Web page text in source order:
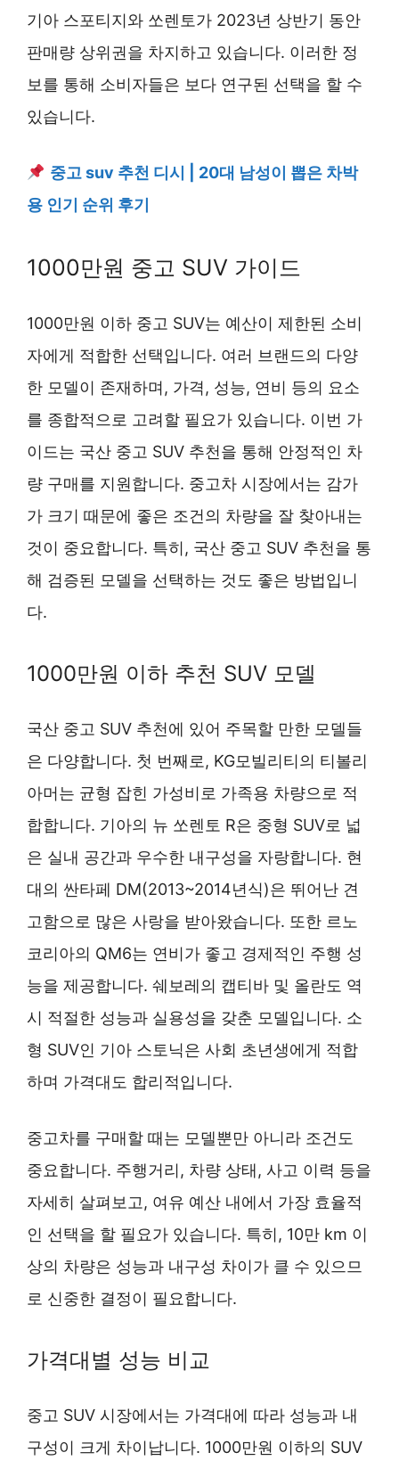
기아 스포티지와 쏘렌토가 2023년 상반기 동안
판매량 상위권을 차지하고 있습니다. 이러한 정
보를 통해 소비자들은 보다 연구된 선택을 할 수
있습니다.
중고 suv 추천 디시 | 20대 남성이 뽑은 차박
용 인기 순위 후기
1000만원 중고 SUV 가이드
1000만원 이하 중고 SUV는 예산이 제한된 소비
자에게 적합한 선택입니다. 여러 브랜드의 다양
한 모델이 존재하며, 가격, 성능, 연비 등의 요소
를 종합적으로 고려할 필요가 있습니다. 이번 가
이드는 국산 중고 SUV 추천을 통해 안정적인 차
량 구매를 지원합니다. 중고차 시장에서는 감가
가 크기 때문에 좋은 조건의 차량을 잘 찾아내는
것이 중요합니다. 특히, 국산 중고 SUV 추천을 통
해 검증된 모델을 선택하는 것도 좋은 방법입니
다.
1000만원 이하 추천 SUV 모델
국산 중고 SUV 추천에 있어 주목할 만한 모델들
은 다양합니다. 첫 번째로, KG모빌리티의 티볼리
아머는 균형 잡힌 가성비로 가족용 차량으로 적
합합니다. 기아의 뉴 쏘렌토 R은 중형 SUV로 넓
은 실내 공간과 우수한 내구성을 자랑합니다. 현
대의 싼타페 DM(2013~2014년식)은 뛰어난 견
고함으로 많은 사랑을 받아왔습니다. 또한 르노
코리아의 QM6는 연비가 좋고 경제적인 주행 성
능을 제공합니다. 쉐보레의 캡티바 및 올란도 역
시 적절한 성능과 실용성을 갖춘 모델입니다. 소
형 SUV인 기아 스토닉은 사회 초년생에게 적합
하며 가격대도 합리적입니다.
중고차를 구매할 때는 모델뿐만 아니라 조건도
중요합니다. 주행거리, 차량 상태, 사고 이력 등을
자세히 살펴보고, 여유 예산 내에서 가장 효율적
인 선택을 할 필요가 있습니다. 특히, 10만 km 이
상의 차량은 성능과 내구성 차이가 클 수 있으므
로 신중한 결정이 필요합니다.
가격대별 성능 비교
중고 SUV 시장에서는 가격대에 따라 성능과 내
구성이 크게 차이납니다. 1000만원 이하의 SUV